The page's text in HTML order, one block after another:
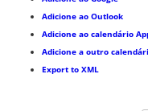
Adicione ao Outlook
Adicione ao calendário
Adicione a outro
Export to XML